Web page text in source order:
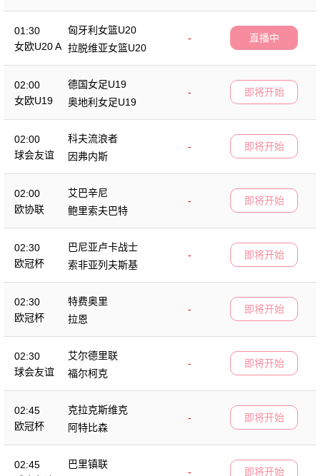
01:30
女欧U20 A
匈牙利女篮U20
-
拉脱维亚女篮U20
直播中
02:00
女欧U19
德国女足U19
-
奥地利女足U19
即将开始
02:00
球会友谊
科夫流浪者
-
因弗内斯
即将开始
02:00
欧协联
艾巴辛尼
-
鲍里索夫巴特
即将开始
02:30
欧冠杯
巴尼亚卢卡战士
-
索非亚列夫斯基
即将开始
02:30
欧冠杯
特费奥里
-
拉恩
即将开始
02:30
球会友谊
艾尔德里联
-
福尔柯克
即将开始
02:45
欧冠杯
克拉克斯维克
-
阿特比森
即将开始
02:45
巴里镇联
-
即将开始